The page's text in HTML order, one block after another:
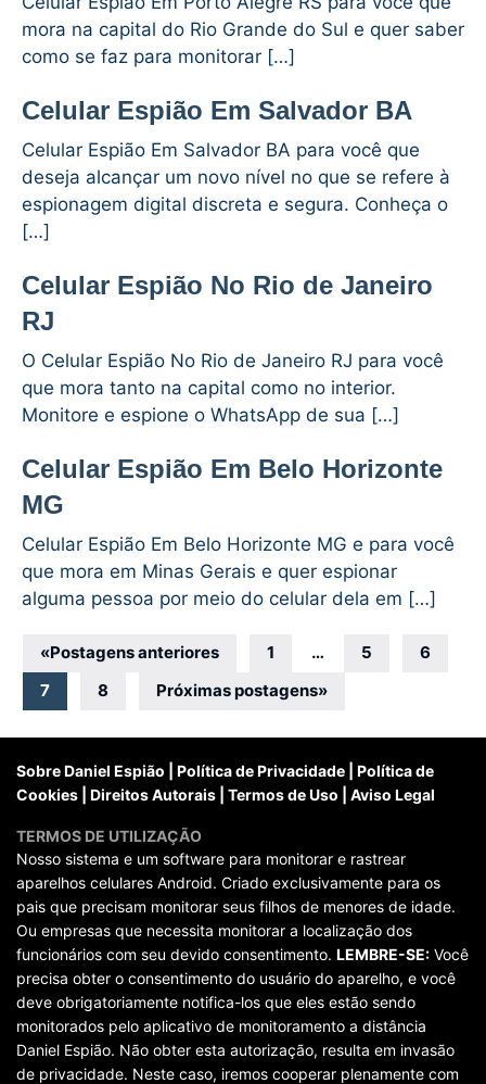
mora na capital do Rio Grande do Sul e quer saber
como se faz para monitorar […]
Celular Espião Em Salvador BA
Celular Espião Em Salvador BA para você que
deseja alcançar um novo nível no que se refere à
espionagem digital discreta e segura. Conheça o
[…]
Celular Espião No Rio de Janeiro
RJ
O Celular Espião No Rio de Janeiro RJ para você
que mora tanto na capital como no interior.
Monitore e espione o WhatsApp de sua […]
Celular Espião Em Belo Horizonte
MG
Celular Espião Em Belo Horizonte MG e para você
que mora em Minas Gerais e quer espionar
alguma pessoa por meio do celular dela em […]
Navegação
por
posts
«Postagens anteriores 1 … 5
6
7
8 Próximas postagens»
Sobre Daniel Espião Política de Privacidade
Política de
Cookies
Direitos Autorais Termos de Uso Aviso Legal
TERMOS DE UTILIZAÇÃO
Nosso sistema e um software para monitorar e rastrear
aparelhos celulares Android. Criado exclusivamente para os
pais que precisam monitorar seus filhos de menores de idade.
Ou empresas que necessita monitorar a localização dos
funcionários com seu devido consentimento. LEMBRE-SE: Você
precisa obter o consentimento do usuário do aparelho, e você
deve obrigatoriamente notifica-los que eles estão sendo
monitorados pelo aplicativo de monitoramento a distância
Daniel Espião. Não obter esta autorização, resulta em invasão
de privacidade. Neste caso, iremos cooperar plenamente com